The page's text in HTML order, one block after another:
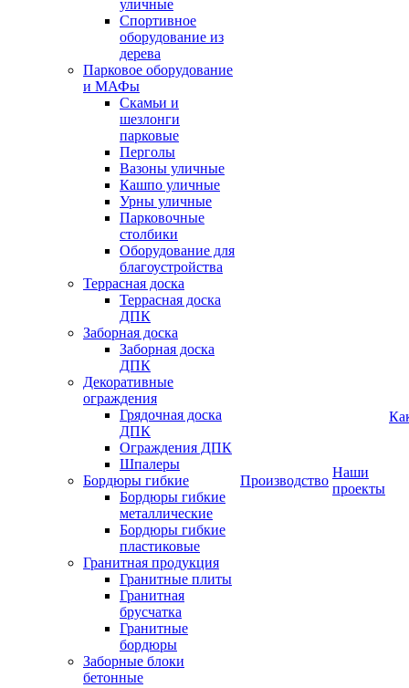
уличные
Спортивное
оборудование из
дерева
Парковое оборудование
и МАФы
Скамьи и
шезлонги
парковые
Перголы
Вазоны уличные
Кашпо уличные
Урны уличные
Парковочные
столбики
Оборудование для
благоустройства
Террасная доска
Террасная доска
ДПК
Заборная доска
Заборная доска
ДПК
Декоративные
ограждения
Грядочная доска
ДПК
Ограждения ДПК
Шпалеры
Бордюры гибкие
Бордюры гибкие
металлические
Бордюры гибкие
пластиковые
Гранитная продукция
Гранитные плиты
Гранитная
брусчатка
Гранитные
бордюры
Заборные блоки
бетонные
Производство
Наши
проекты